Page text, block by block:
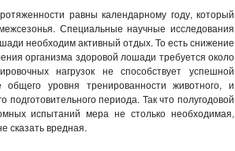
равны календарному году, который
Специальные научные исследования
необходим активный отдых. То есть снижение
организма здоровой лошади требуется около
нагрузок не способствует успешной
уровня тренированности животного, и
периода. Так что полугодовой
испытаний мера не столько необходимая,
сказать вредная.